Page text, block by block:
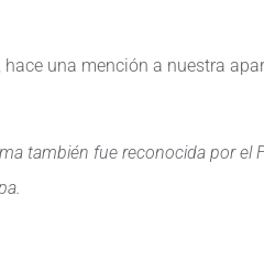
hace una mención a nuestra
también fue reconocida por el